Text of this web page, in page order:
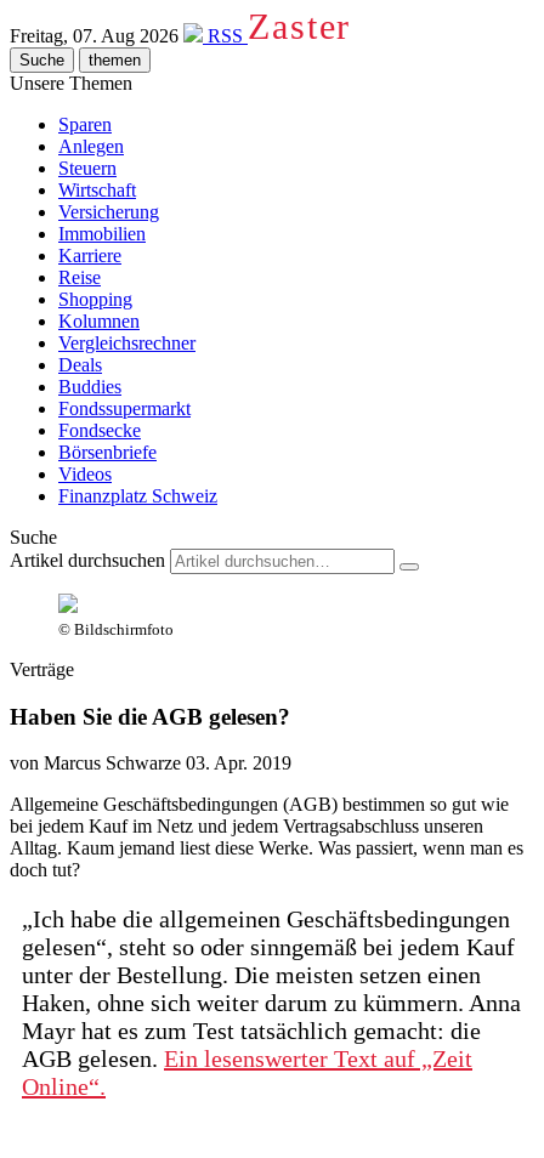
Freitag, 07. Aug 2026 RSS Zaster
Suche themen
Unsere Themen
Sparen
Anlegen
Steuern
Wirtschaft
Versicherung
Immobilien
Karriere
Reise
Shopping
Kolumnen
Vergleichsrechner
Deals
Buddies
Fondssupermarkt
Fondsecke
Börsenbriefe
Videos
Finanzplatz Schweiz
Suche
Artikel durchsuchen
© Bildschirmfoto
Verträge
Haben Sie die AGB gelesen?
von Marcus Schwarze 03. Apr. 2019
Allgemeine Geschäftsbedingungen (AGB) bestimmen so gut wie
bei jedem Kauf im Netz und jedem Vertragsabschluss unseren
Alltag. Kaum jemand liest diese Werke. Was passiert, wenn man es
doch tut?
„Ich habe die allgemeinen Geschäftsbedingungen
gelesen“, steht so oder sinngemäß bei jedem Kauf
unter der Bestellung. Die meisten setzen einen
Haken, ohne sich weiter darum zu kümmern. Anna
Mayr hat es zum Test tatsächlich gemacht: die
AGB gelesen. Ein lesenswerter Text auf „Zeit
Online“.